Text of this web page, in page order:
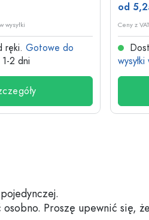
wysyłki
ręki. Gotowe do
2 dni
od
Ceny z
Proszę upewnić się,